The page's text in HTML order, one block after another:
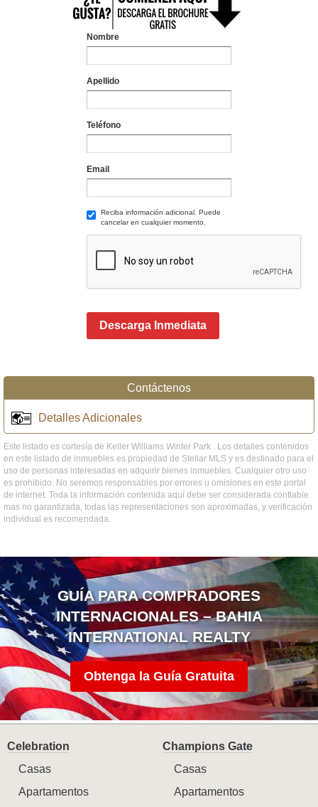
Nombre
Apellido
Teléfono
Email
Reciba información adicional. Puede
cancelar en cualquier momento.
Descarga Inmediata
Contáctenos
Detalles Adicionales
Este listado es cortesía de Keller Williams Winter Park . Los detalles contenidos
en este listado de inmuebles es propiedad de Stellar MLS y es destinado para el
uso de personas interesadas en adquirir bienes inmuebles. Cualquier otro uso
es prohibido. No seremos responsables por errores u omisiones en este portal
de internet. Toda la información contenida aquí debe ser considerada confiable
mas no garantizada, todas las representaciones son aproximadas, y verificación
individual es recomendada.
GUÍA PARA COMPRADORES
INTERNACIONALES – BAHIA
INTERNATIONAL REALTY
Obtenga la Guía Gratuita
Celebration
Casas
Apartamentos
Champions Gate
Casas
Apartamentos